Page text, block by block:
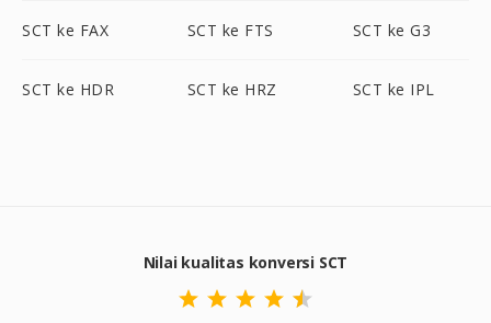
SCT ke FAX SCT ke FTS SCT ke G3
SCT ke HDR SCT ke HRZ SCT ke IPL
Nilai kualitas konversi SCT